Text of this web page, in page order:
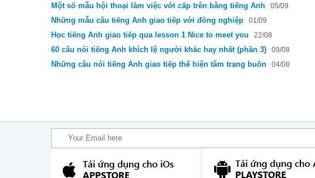
Một số mẫu hội thoại làm việc với cấp trên bằng tiếng Anh 05/09
Những mẫu câu tiếng Anh giao tiếp với đồng nghiệp 01/09
Học tiếng Anh giao tiếp qua lesson 1 Nice to meet you 22/08
60 câu nói tiếng Anh khích lệ người khác hay nhất (phần 3) 09/08
Những câu nói tiếng Anh giao tiếp thể hiện tâm trạng buồn 04/08